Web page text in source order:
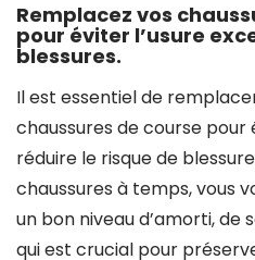
Remplacez vos
pour éviter l’usure
blessures.
Il est essentiel de
chaussures de course pour
réduire le risque de
chaussures à temps, vous
un bon niveau d’amorti, de
qui est crucial pour